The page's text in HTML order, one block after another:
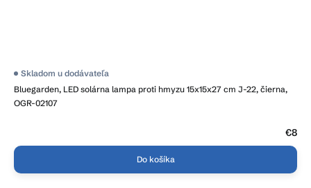
Bluegarden, LED solárna lampa proti hmyzu 15x15x27 cm J-22, čierna,
OGR-02107
Skladom u dodávateľa
€8
Do košíka